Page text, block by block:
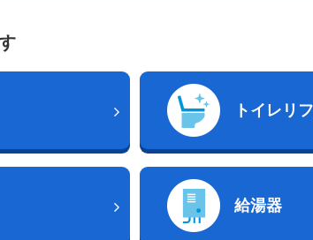
トイレリ
給湯器